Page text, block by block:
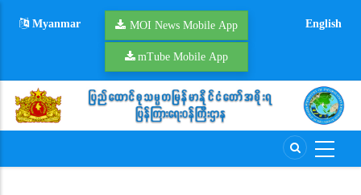
Myanmar MOI News Mobile App
mTube Mobile App
English